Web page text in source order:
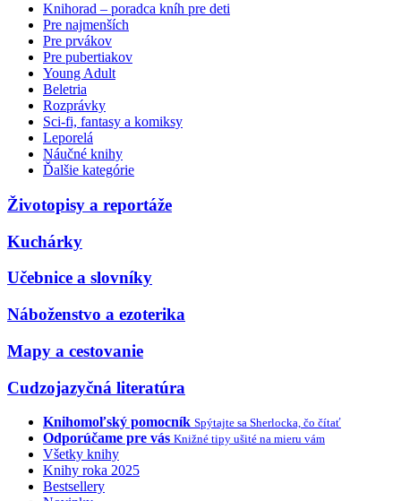
Knihorad – poradca kníh pre deti
Pre najmenších
Pre prvákov
Pre pubertiakov
Young Adult
Beletria
Rozprávky
Sci-fi, fantasy a komiksy
Leporelá
Náučné knihy
Ďalšie kategórie
Životopisy a reportáže
Kuchárky
Učebnice a slovníky
Náboženstvo a ezoterika
Mapy a cestovanie
Cudzojazyčná literatúra
Knihomoľský pomocník Spýtajte sa Sherlocka, čo čítať
Odporúčame pre vás Knižné tipy ušité na mieru vám
Všetky knihy
Knihy roka 2025
Bestsellery